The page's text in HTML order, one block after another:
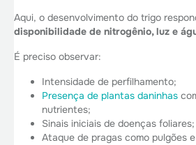
Aqui, o desenvolvimento do trigo
disponibilidade de nitrogênio, luz e
É preciso observar:
Intensidade de perfilhamento;
Presença de plantas daninhas
nutrientes;
Sinais iniciais de doenças foliares;
Ataque de pragas como pulgões